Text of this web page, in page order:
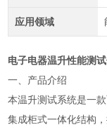
应用领域
电子电器温升性能测
一、产品介绍
本温升测试系统是一
集成柜式一体化结构